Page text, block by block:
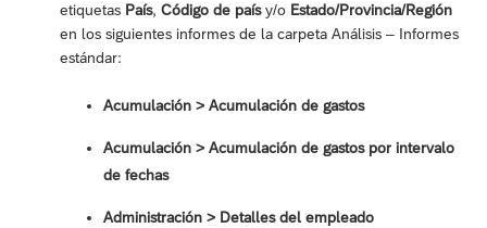
etiquetas País, Código de paísy/o Estado/Provincia/Región
en los siguientes informes de la carpeta Análisis – Informes
estándar:
Acumulación > Acumulación de gastos
Acumulación > Acumulación de gastos por intervalo
de fechas
Administración > Detalles del empleado